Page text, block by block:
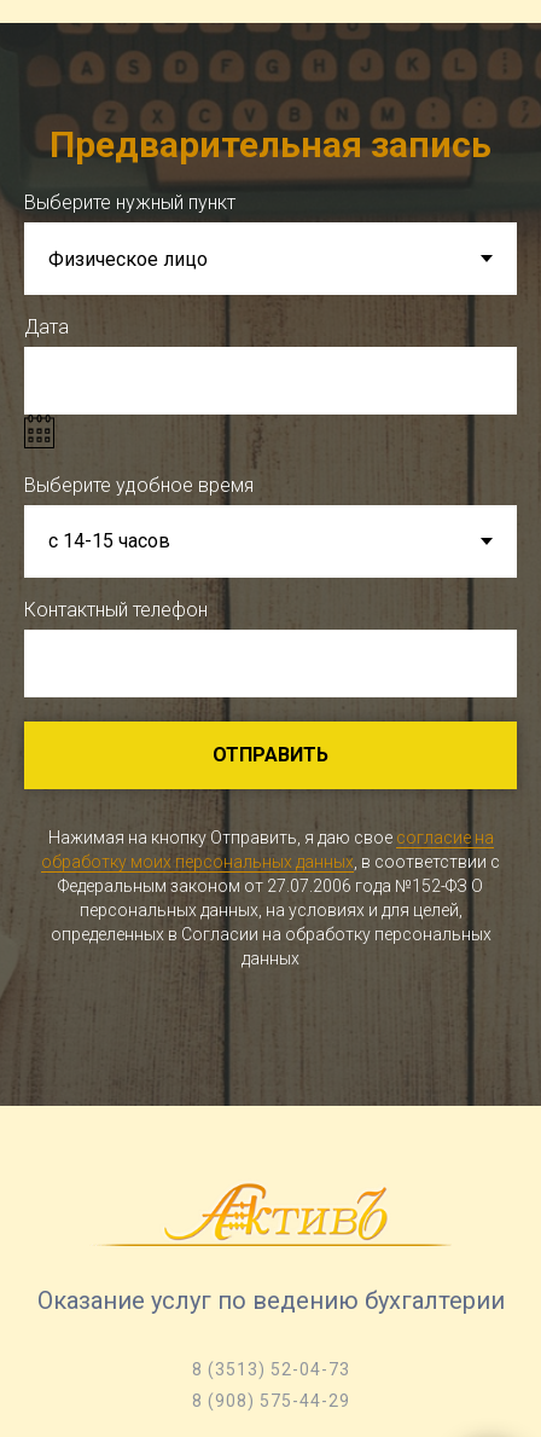
Предварительная запись
Выберите нужный пункт
Дата
Выберите удобное время
Контактный телефон
ОТПРАВИТЬ
Нажимая на кнопку Отправить, я даю свое согласие на
обработку моих персональных данных , в соответствии с
Федеральным законом от 27.07.2006 года №152-ФЗ О
персональных данных, на условиях и для целей,
определенных в Согласии на обработку персональных
данных
Оказание услуг по ведению бухгалтерии
8 (3513) 52-04-73
8 (908) 575-44-29